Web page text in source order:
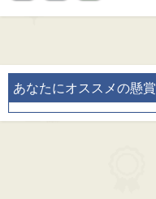
あなたにオススメの懸賞